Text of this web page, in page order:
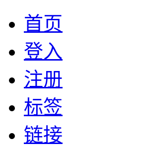
首页
登入
注册
标签
链接